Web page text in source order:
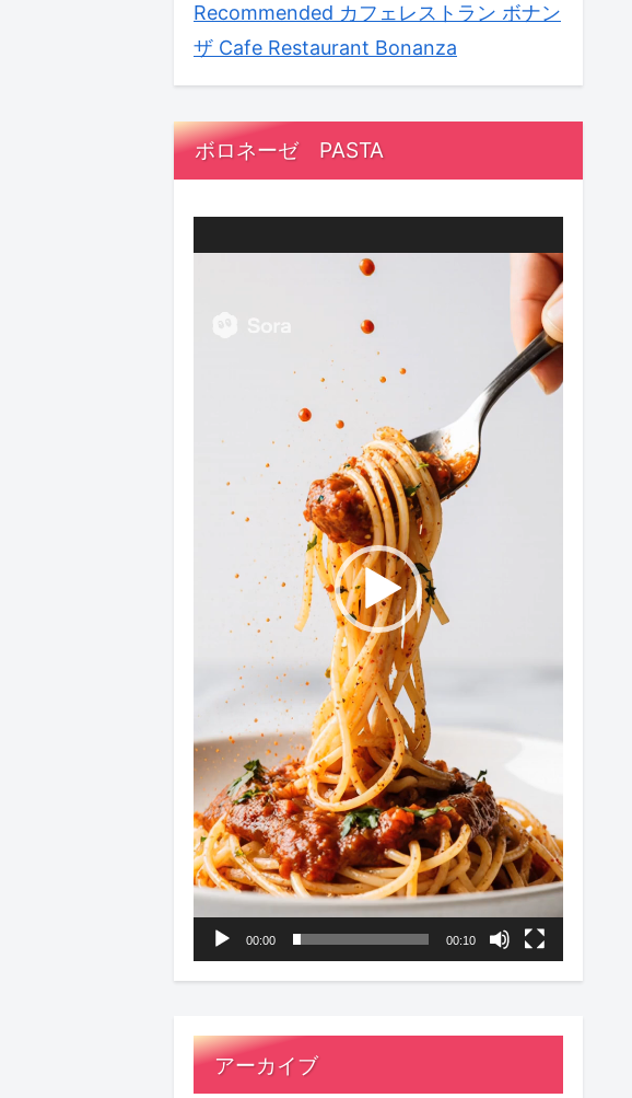
Recommended カフェレストラン ボナン
ザ Cafe Restaurant Bonanza
ボロネーゼ PASTA
00:00 00:10
アーカイブ